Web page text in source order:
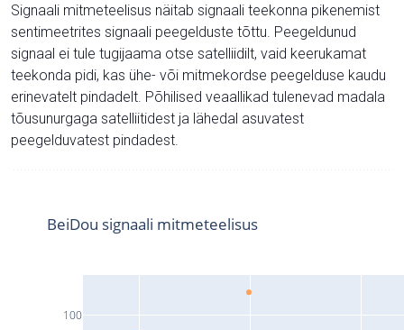
Signaali mitmeteelisus näitab signaali teekonna pikenemist
sentimeetrites signaali peegelduste tõttu. Peegeldunud
signaal ei tule tugijaama otse satelliidilt, vaid keerukamat
teekonda pidi, kas ühe- või mitmekordse peegelduse kaudu
erinevatelt pindadelt. Põhilised veaallikad tulenevad madala
tõusunurgaga satelliitidest ja lähedal asuvatest
peegelduvatest pindadest.
100
BeiDou signaali mitmeteelisus